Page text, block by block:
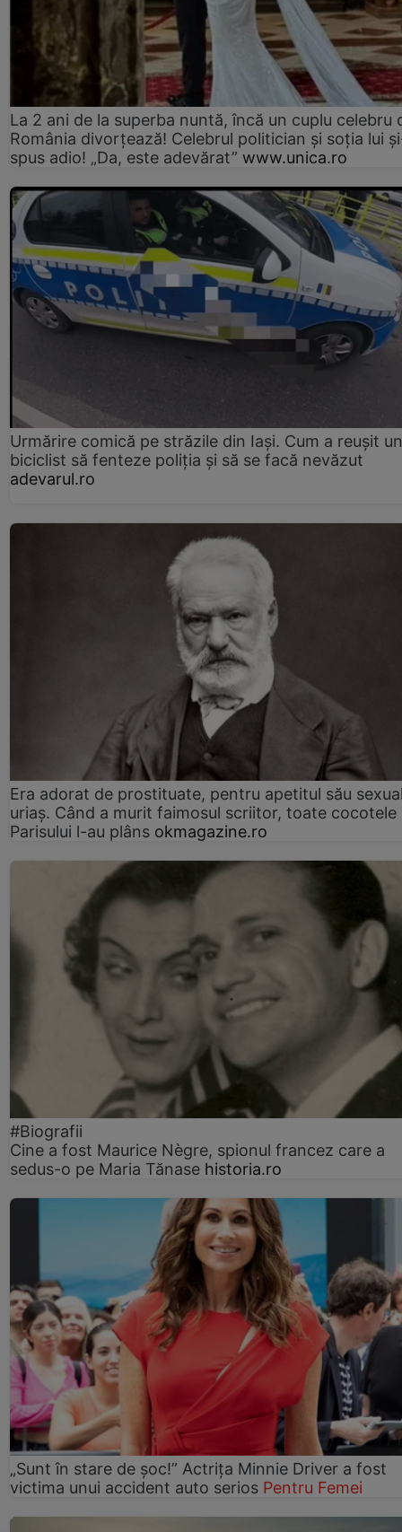
La 2 ani de la superba nuntă, încă un cuplu celebru
România divorțează! Celebrul politician și soția lui
spus adio! „Da, este adevărat” www.unica.ro
Urmărire comică pe străzile din Iași. Cum a reușit un
biciclist să fenteze poliția și să se facă nevăzut
adevarul.ro
Era adorat de prostituate, pentru apetitul său
uriaș. Când a murit faimosul scriitor, toate cocotele
Parisului l-au plâns okmagazine.ro
#Biografii
Cine a fost Maurice Nègre, spionul francez care a
sedus-o pe Maria Tănase historia.ro
„Sunt în stare de șoc!” Actrița Minnie Driver a fost
victima unui accident auto serios Pentru Femei